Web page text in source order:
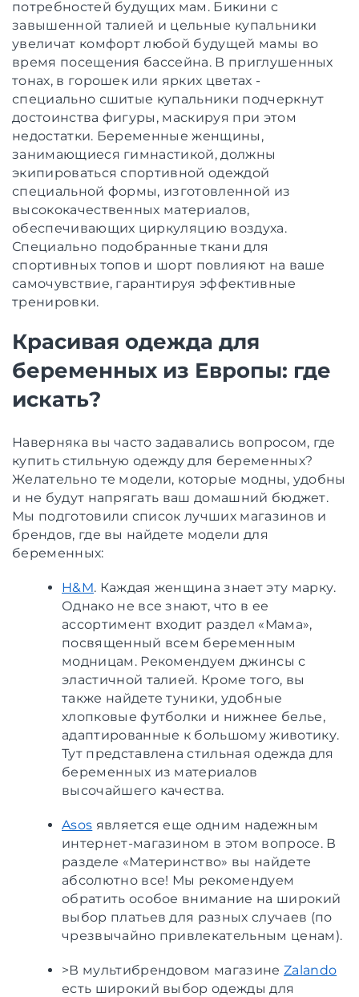
потребностей будущих мам. Бикини с
завышенной талией и цельные купальники
увеличат комфорт любой будущей мамы во
время посещения бассейна. В приглушенных
тонах, в горошек или ярких цветах -
специально сшитые купальники подчеркнут
достоинства фигуры, маскируя при этом
недостатки. Беременные женщины,
занимающиеся гимнастикой, должны
экипироваться спортивной одеждой
специальной формы, изготовленной из
высококачественных материалов,
обеспечивающих циркуляцию воздуха.
Специально подобранные ткани для
спортивных топов и шорт повлияют на ваше
самочувствие, гарантируя эффективные
тренировки.
Красивая одежда для
беременных из Европы: где
искать?
Наверняка вы часто задавались вопросом, где
купить стильную одежду для беременных?
Желательно те модели, которые модны, удобны
и не будут напрягать ваш домашний бюджет.
Мы подготовили список лучших магазинов и
брендов, где вы найдете модели для
беременных:
H&M. Каждая женщина знает эту марку.
Однако не все знают, что в ее
ассортимент входит раздел «Мама»,
посвященный всем беременным
модницам. Рекомендуем джинсы с
эластичной талией. Кроме того, вы
также найдете туники, удобные
хлопковые футболки и нижнее белье,
адаптированные к большому животику.
Тут представлена стильная одежда для
беременных из материалов
высочайшего качества.
Asos является еще одним надежным
интернет-магазином в этом вопросе. В
разделе «Материнство» вы найдете
абсолютно все! Мы рекомендуем
обратить особое внимание на широкий
выбор платьев для разных случаев (по
чрезвычайно привлекательным ценам).
>В мультибрендовом магазине Zalando
есть широкий выбор одежды для